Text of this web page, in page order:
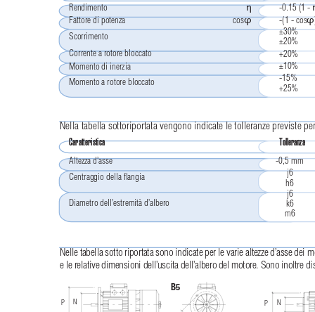
B5
N
P N
P
Nelle tabella sotto riportata sono indicate per le varie altezze d’asse
e le relative dimensioni dell’uscita dell’albero del motore. Sono inoltre
Nella tabella sottoriportata vengono indicate le tolleranze previste
Caratteristica Tolleranza
Rendimento η
Fattore di potenza cosφ
Scorrimento
Corrente a rotore bloccato
Momento di inerzia
Momento a rotore bloccato
Altezza d’asse
Centraggio della ﬂangia
Diametro dell’estremità d’albero
-0,5 mm
j6
h6
j6
k6
m6
-0.15 (1 -
-(1 - cosφ
±30%
±20%
+20%
±10%
-15%
+25%